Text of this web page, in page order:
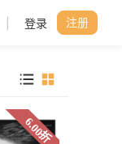
登录 注册